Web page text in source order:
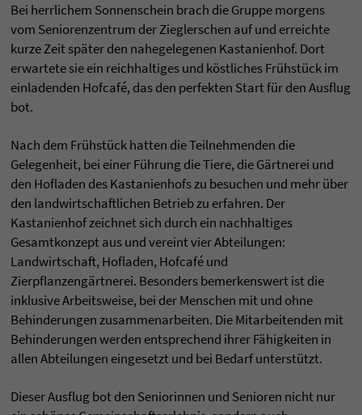
Bei herrlichem Sonnenschein brach die Gruppe morgens
vom Seniorenzentrum der Zieglerschen auf und erreichte
kurze Zeit später den nahegelegenen Kastanienhof. Dort
erwartete sie ein reichhaltiges und köstliches Frühstück im
einladenden Hofcafé, das den perfekten Start für den Ausflug
bot.
Nach dem Frühstück hatten die Teilnehmenden die
Gelegenheit, bei einer Führung die Tiere, die Gärtnerei und
den Hofladen des Kastanienhofs zu besuchen und mehr über
den landwirtschaftlichen Betrieb zu erfahren. Der
Kastanienhof zeichnet sich durch ein nachhaltiges
Gesamtkonzept aus und vereint vier Abteilungen:
Landwirtschaft, Hofladen, Hofcafé und
Zierpflanzengärtnerei. Besonders bemerkenswert ist die
inklusive Arbeitsweise, bei der Menschen mit und ohne
Behinderungen zusammenarbeiten. Die Mitarbeitenden mit
Behinderungen werden entsprechend ihrer Fähigkeiten in
allen Abteilungen eingesetzt und bei Bedarf unterstützt.
Dieser Ausflug bot den Seniorinnen und Senioren nicht nur